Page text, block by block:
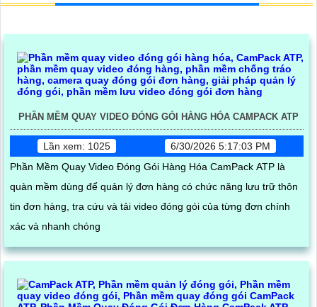
PHẦN MỀM QUAY VIDEO ĐÓNG GÓI HÀNG HÓA CAMPACK ATP
Lần xem: 1025
6/30/2026 5:17:03 PM
Phần Mềm Quay Video Đóng Gói Hàng Hóa CamPack ATP là
quàn mềm dùng để quản lý đơn hàng có chức năng lưu trữ thôn
tin đơn hàng, tra cứu và tải video đóng gói của từng đơn chính
xác và nhanh chóng